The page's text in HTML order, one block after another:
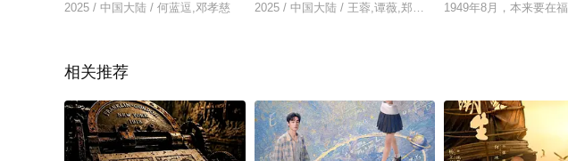
2025 / 中国大陆 / 何蓝逗,邓孝慈 2025 / 中国大陆 / 王蓉,谭薇,郑湫泓,孙悦,蒋一侨,许馨文,姜杉
1949年8月，本来要在
相关推荐